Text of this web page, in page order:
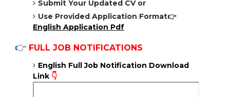
Submit Your Updated CV or
Use Provided Application Format👉
English Application Pdf
👉 FULL JOB NOTIFICATIONS
English Full Job Notification Download
Link 👇